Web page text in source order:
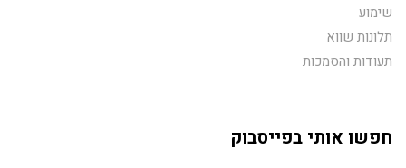
שימוע
תלונות שווא
תעודות והסמכות
חפשו אותי בפייסבוק